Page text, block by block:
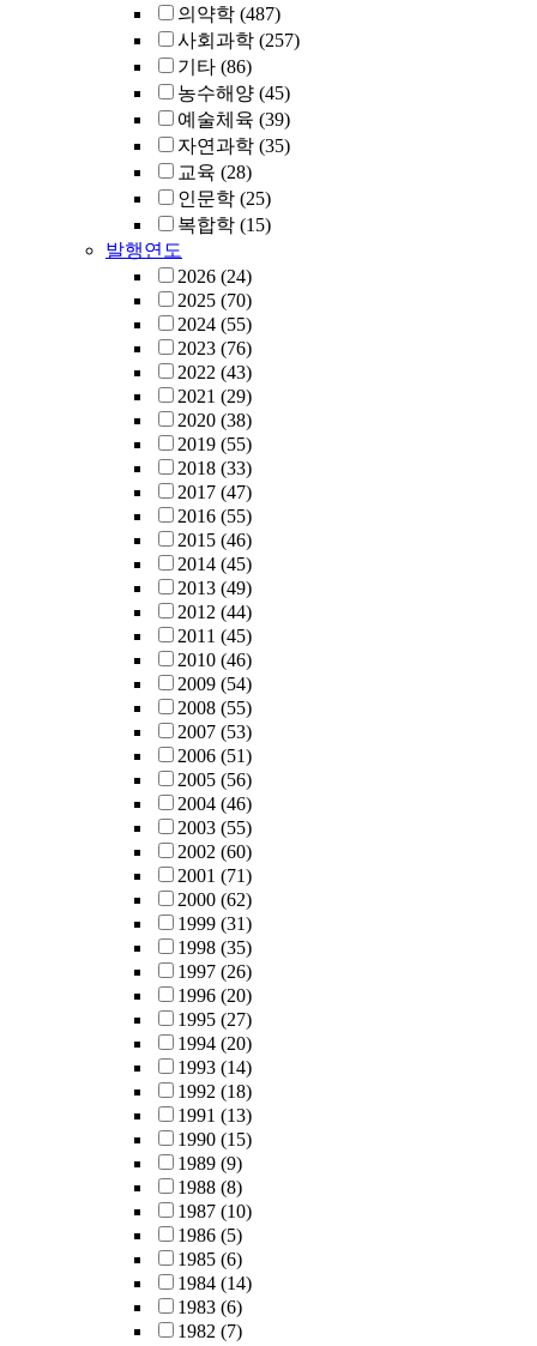
의약학 (487)
사회과학 (257)
기타 (86)
농수해양 (45)
예술체육 (39)
자연과학 (35)
교육 (28)
인문학 (25)
복합학 (15)
발행연도
2026 (24)
2025 (70)
2024 (55)
2023 (76)
2022 (43)
2021 (29)
2020 (38)
2019 (55)
2018 (33)
2017 (47)
2016 (55)
2015 (46)
2014 (45)
2013 (49)
2012 (44)
2011 (45)
2010 (46)
2009 (54)
2008 (55)
2007 (53)
2006 (51)
2005 (56)
2004 (46)
2003 (55)
2002 (60)
2001 (71)
2000 (62)
1999 (31)
1998 (35)
1997 (26)
1996 (20)
1995 (27)
1994 (20)
1993 (14)
1992 (18)
1991 (13)
1990 (15)
1989 (9)
1988 (8)
1987 (10)
1986 (5)
1985 (6)
1984 (14)
1983 (6)
1982 (7)